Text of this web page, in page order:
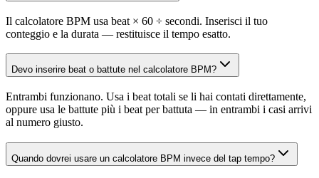
Il calcolatore BPM usa beat × 60 ÷ secondi. Inserisci il tuo
conteggio e la durata — restituisce il tempo esatto.
Devo inserire beat o battute nel calcolatore BPM?
Entrambi funzionano. Usa i beat totali se li hai contati direttamente,
oppure usa le battute più i beat per battuta — in entrambi i casi arrivi
al numero giusto.
Quando dovrei usare un calcolatore BPM invece del tap tempo?